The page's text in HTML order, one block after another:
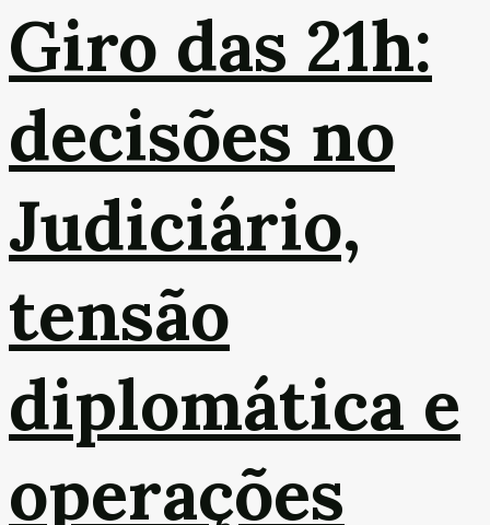
Giro das 21h:
decisões no
Judiciário,
tensão
diplomática e
operações